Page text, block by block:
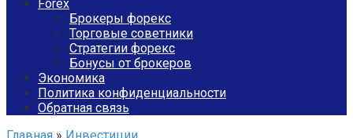
Forex
Брокеры форекс
Торговые советники
Стратегии форекс
Бонусы от брокеров
Экономика
Политика конфиденциальности
Обратная связь